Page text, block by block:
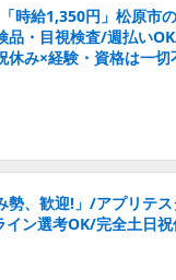
時給1,350円」松原市
品・目視検査/週払い
休み×経験・資格は一
勢、歓迎!」/アプリテ
イン選考OK/完全土日